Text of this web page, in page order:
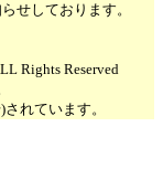
せしております。
Rights Reserved
れています。